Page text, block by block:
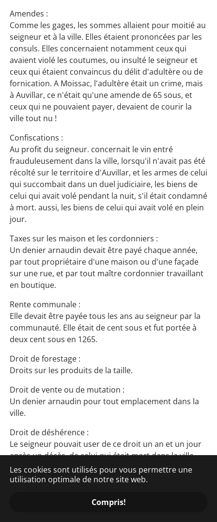
Les cookies sont utilisés pour vous permettre une
utilisation optimale de notre site web.
Compris!
Amendes :
Comme les gages, les sommes allaient pour moitié au
seigneur et à la ville. Elles étaient prononcées par les
consuls. Elles concernaient notamment ceux qui
avaient violé les coutumes, ou insulté le seigneur et
ceux qui étaient convaincus du délit d'adultère ou de
fornication. A Moissac, l'adultère était un crime, mais
à Auvillar, ce n'était qu'une amende de 65 sous, et
ceux qui ne pouvaient payer, devaient de courir la
ville tout nu !
Confiscations :
Au profit du seigneur. concernait le vin entré
frauduleusement dans la ville, lorsqu'il n'avait pas été
récolté sur le territoire d'Auvillar, et les armes de celui
qui succombait dans un duel judiciaire, les biens de
celui qui avait volé pendant la nuit, s'il était condamné
à mort. aussi, les biens de celui qui avait volé en plein
jour.
Taxes sur les maison et les cordonniers :
Un denier arnaudin devait être payé chaque année,
par tout propriétaire d'une maison ou d'une façade
sur une rue, et par tout maître cordonnier travaillant
en boutique.
Rente communale :
Elle devait être payée tous les ans au seigneur par la
communauté. Elle était de cent sous et fut portée à
deux cent sous en 1265.
Droit de forestage :
Droits sur les produits de la taille.
Droit de vente ou de mutation :
Un denier arnaudin pour tout emplacement dans la
ville.
Droit de déshérence :
Le seigneur pouvait user de ce droit un an et un jour
après un décès, de celui qui était mort dans la ville,
sans héritiers.
Les devoirs du seigneur :
Il était inclus dans les us et coutumes d'Auvillar, tous
les devoirs que le seigneurs était tenu de respecter,